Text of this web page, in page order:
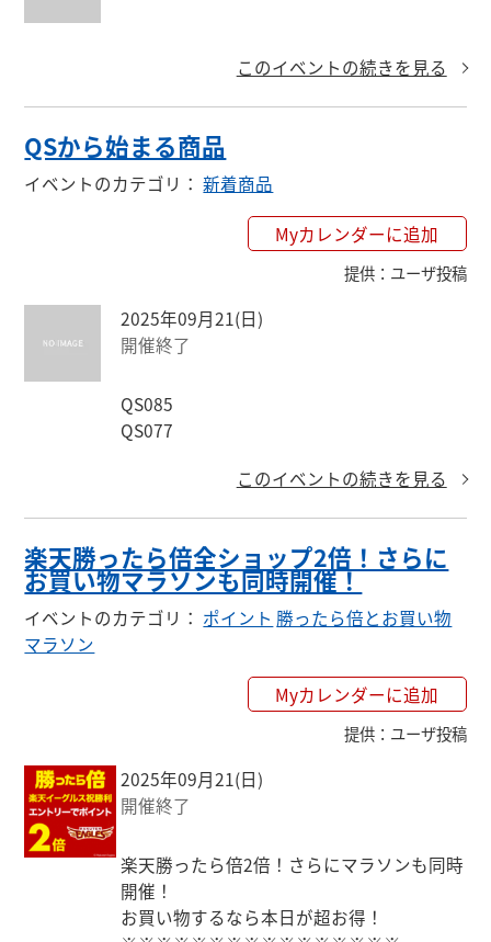
このイベントの続きを見る
QSから始まる商品
イベントのカテゴリ ： 新着商品
Myカレンダーに追加
提供： ユーザ投稿
2025年09月21(日)
開催終了
QS085
QS077
このイベントの続きを見る
楽天勝ったら倍全ショップ2倍！さらに
お買い物マラソンも同時開催！
イベントのカテゴリ ： ポイント 勝ったら倍とお買い物
マラソン
Myカレンダーに追加
提供： ユーザ投稿
2025年09月21(日)
開催終了
楽天勝ったら倍2倍！さらにマラソンも同時
開催！
お買い物するなら本日が超お得！